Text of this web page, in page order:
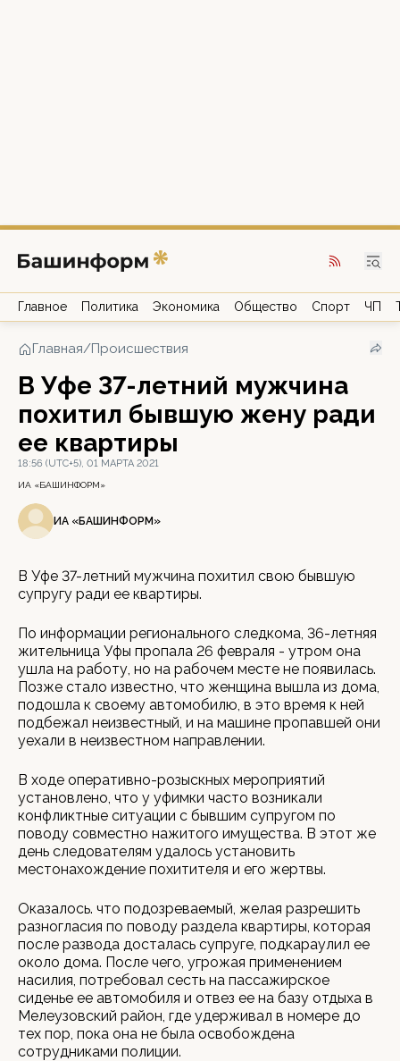
Главное Политика Экономика Общество Спорт ЧП
Главная/Происшествия
В Уфе 37-летний мужчина
похитил бывшую жену ради
ее квартиры
18:56 (UTC+5), 01 МАРТА 2021
ИА «БАШИНФОРМ»
ИА «БАШИНФОРМ»
В Уфе 37-летний мужчина похитил свою бывшую
супругу ради ее квартиры.
По информации регионального следкома, 36-летняя
жительница Уфы пропала 26 февраля - утром она
ушла на работу, но на рабочем месте не появилась.
Позже стало известно, что женщина вышла из дома,
подошла к своему автомобилю, в это время к ней
подбежал неизвестный, и на машине пропавшей они
уехали в неизвестном направлении.
В ходе оперативно-розыскных мероприятий
установлено, что у уфимки часто возникали
конфликтные ситуации с бывшим супругом по
поводу совместно нажитого имущества. В этот же
день следователям удалось установить
местонахождение похитителя и его жертвы.
Оказалось. что подозреваемый, желая разрешить
разногласия по поводу раздела квартиры, которая
после развода досталась супруге, подкараулил ее
около дома. После чего, угрожая применением
насилия, потребовал сесть на пассажирское
сиденье ее автомобиля и отвез ее на базу отдыха в
Мелеузовский район, где удерживал в номере до
тех пор, пока она не была освобождена
сотрудниками полиции.